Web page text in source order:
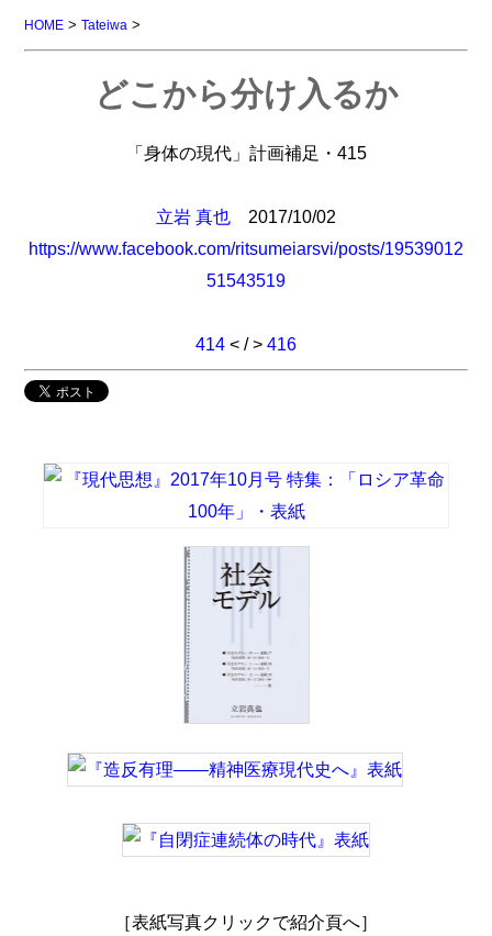
HOME >Tateiwa >
どこから分け入るか
「身体の現代」計画補足・415
立岩 真也 2017/10/02
https://www.facebook.com/ritsumeiarsvi/posts/19539012
51543519
414 < / > 416
［表紙写真クリックで紹介頁へ］